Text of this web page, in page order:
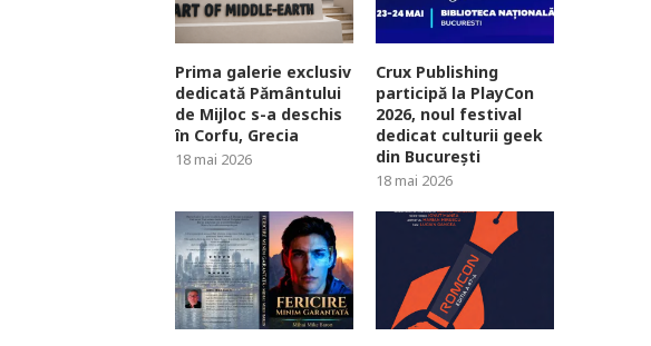
Prima galerie exclusiv
dedicată Pământului
de Mijloc s-a deschis
în Corfu, Grecia
18 mai 2026
Crux Publishing
participă la PlayCon
2026, noul festival
dedicat culturii geek
din București
18 mai 2026